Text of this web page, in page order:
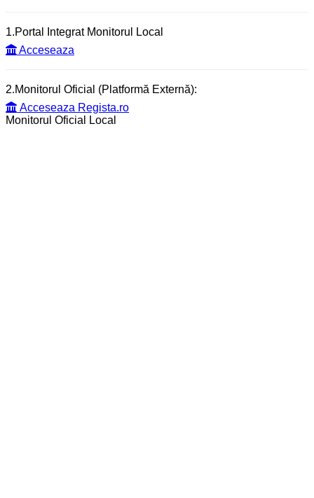
1.Portal Integrat Monitorul Local
Acceseaza
2.Monitorul Oficial (Platformă Externă):
Acceseaza Regista.ro
Monitorul Oficial Local